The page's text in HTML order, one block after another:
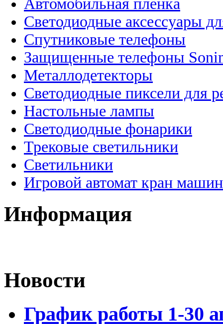
Автомобильная пленка
Светодиодные аксессуары
Спутниковые телефоны
Защищенные телефоны
Металлодетекторы
Светодиодные пиксели для
Настольные лампы
Светодиодные фонарики
Трековые светильники
Светильники
Игровой автомат кран
Информация
Новости
График работы 1-30